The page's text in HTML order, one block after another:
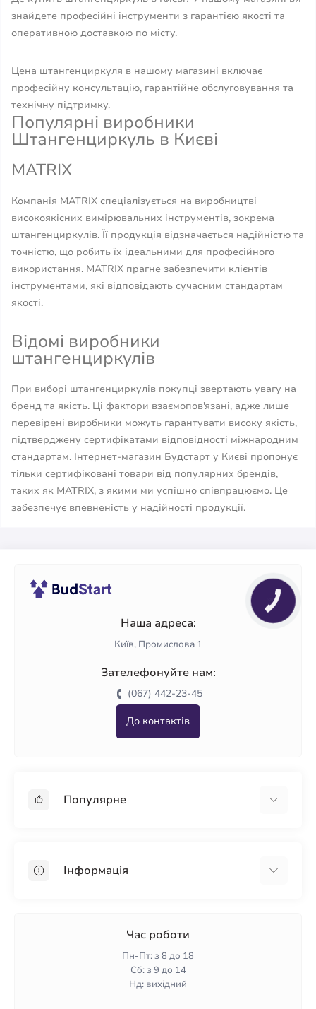
знайдете професійні інструменти з гарантією якості та
оперативною доставкою по місту.
Цена штангенциркуля в нашому магазині включає
професійну консультацію, гарантійне обслуговування та
технічну підтримку.
Популярні виробники
Штангенциркуль в Києві
MATRIX
Компанія MATRIX спеціалізується на виробництві
високоякісних вимірювальних інструментів, зокрема
штангенциркулів. Її продукція відзначається надійністю та
точністю, що робить їх ідеальними для професійного
використання. MATRIX прагне забезпечити клієнтів
інструментами, які відповідають сучасним стандартам
якості.
Відомі виробники
штангенциркулів
При виборі штангенциркулів покупці звертають увагу на
бренд та якість. Ці фактори взаємопов'язані, адже лише
перевірені виробники можуть гарантувати високу якість,
підтверджену сертифікатами відповідності міжнародним
стандартам. Інтернет-магазин Будстарт у Києві пропонує
тільки сертифіковані товари від популярних брендів,
таких як MATRIX, з якими ми успішно співпрацюємо. Це
забезпечує впевненість у надійності продукції.
Наша адреса:
Київ, Промислова 1
Зателефонуйте нам:
(067) 442-23-45
До контактів
Популярне
ПінопластІнформація
Гарантія та повернення
Політика конфіденційності
Час роботи
Пн-Пт: з 8 до 18
Сб: з 9 до 14
Нд: вихідний
КНОПКА
ЗВ'ЯЗКУ